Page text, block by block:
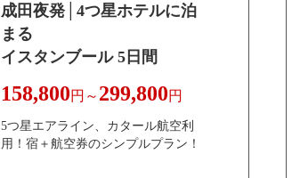
成田夜発│4つ星ホテルに泊
まる
イスタンブール 5日間
158,800円～ 299,800円
5つ星エアライン、カタール航空利
用！宿＋航空券のシンプルプラン！